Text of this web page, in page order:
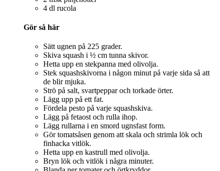
4 dl rucola
Gör så här
Sätt ugnen på 225 grader.
Skiva squash i ½ cm tunna skivor.
Hetta upp en stekpanna med olivolja.
Stek squashskivorna i någon minut på varje sida så att
de blir mjuka.
Strö på salt, svartpeppar och torkade örter.
Lägg upp på ett fat.
Fördela pesto på varje squashskiva.
Lägg på fetaost och rulla ihop.
Lägg rullarna i en smord ugnsfast form.
Gör tomatsåsen genom att skala och strimla lök och
finhacka vitlök.
Hetta upp en kastrull med olivolja.
Bryn lök och vitlök i några minuter.